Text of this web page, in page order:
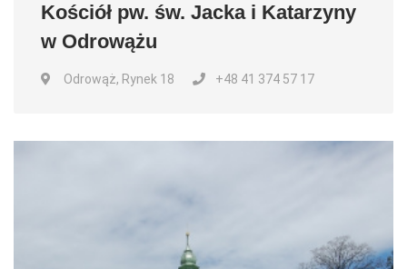
Kościół pw. św. Jacka i Katarzyny
w Odrowążu
Odrowąż, Rynek 18 +48 41 374 57 17